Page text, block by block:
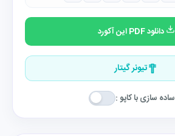
دانلود PDF این آکورد
تیونر گیتار
ساده سازی با کاپو :